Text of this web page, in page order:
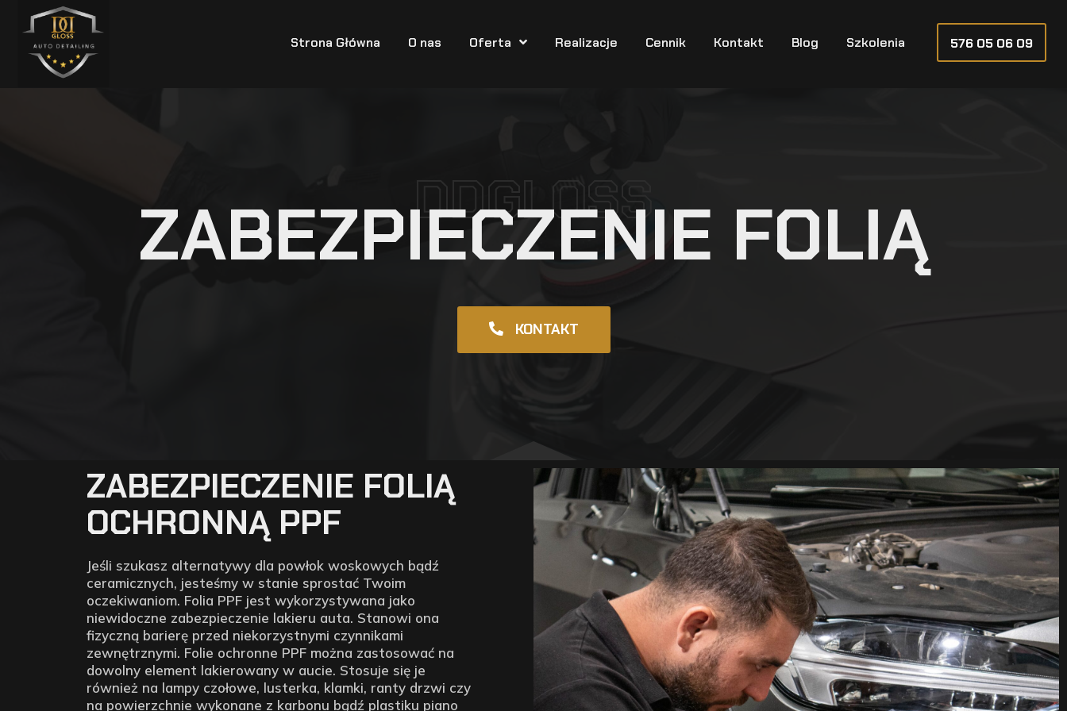
Strona Główna O nas Oferta Realizacje Cennik Kontakt Blog Szkolenia 576 05 06 09
DDGLOSS
ZABEZPIECZENIE FOLIĄ
KONTAKT
ZABEZPIECZENIE FOLIĄ
OCHRONNĄ PPF
Jeśli szukasz alternatywy dla powłok woskowych bądź
ceramicznych, jesteśmy w stanie sprostać Twoim
oczekiwaniom. Folia PPF jest wykorzystywana jako
niewidoczne zabezpieczenie lakieru auta. Stanowi ona
fizyczną barierę przed niekorzystnymi czynnikami
zewnętrznymi. Folie ochronne PPF można zastosować na
dowolny element lakierowany w aucie. Stosuje się je
również na lampy czołowe, lusterka, klamki, ranty drzwi czy
na powierzchnie wykonane z karbonu bądź plastiku piano